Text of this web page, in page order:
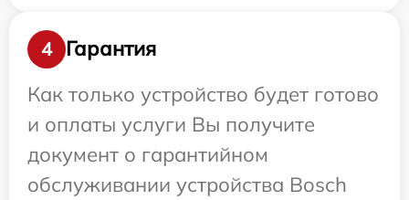
4
Гарантия
Как только устройство будет готово
и оплаты услуги Вы получите
документ о гарантийном
обслуживании устройства Bosch